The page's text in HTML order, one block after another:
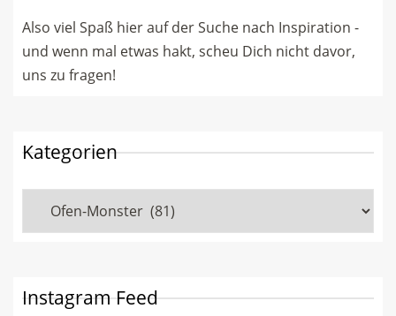
Also viel Spaß hier auf der Suche nach Inspiration -
und wenn mal etwas hakt, scheu Dich nicht davor,
uns zu fragen!
Kategorien
Instagram Feed